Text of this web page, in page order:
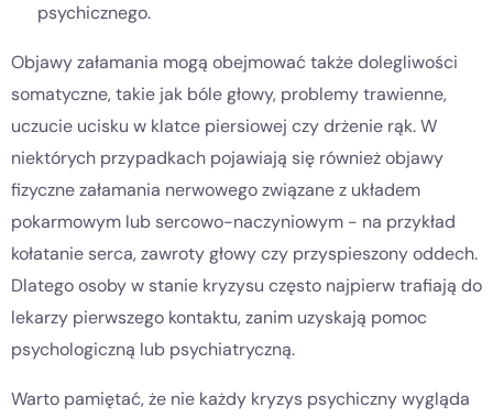
psychicznego.
Objawy załamania mogą obejmować także dolegliwości
somatyczne, takie jak bóle głowy, problemy trawienne,
uczucie ucisku w klatce piersiowej czy drżenie rąk. W
niektórych przypadkach pojawiają się również objawy
fizyczne załamania nerwowego związane z układem
pokarmowym lub sercowo-naczyniowym - na przykład
kołatanie serca, zawroty głowy czy przyspieszony oddech.
Dlatego osoby w stanie kryzysu często najpierw trafiają do
lekarzy pierwszego kontaktu, zanim uzyskają pomoc
psychologiczną lub psychiatryczną.
Warto pamiętać, że nie każdy kryzys psychiczny wygląda